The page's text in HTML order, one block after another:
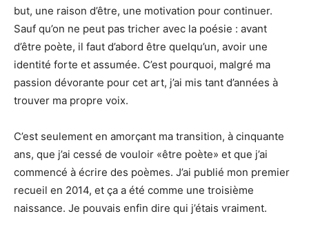
but, une raison d’être, une motivation pour continuer.
Sauf qu’on ne peut pas tricher avec la poésie : avant
d’être poète, il faut d’abord être quelqu’un, avoir une
identité forte et assumée. C’est pourquoi, malgré ma
passion dévorante pour cet art, j’ai mis tant d’années à
trouver ma propre voix.
C’est seulement en amorçant ma transition, à cinquante
ans, que j’ai cessé de vouloir «être poète» et que j’ai
commencé à écrire des poèmes. J’ai publié mon premier
recueil en 2014, et ça a été comme une troisième
naissance. Je pouvais enfin dire qui j’étais vraiment.